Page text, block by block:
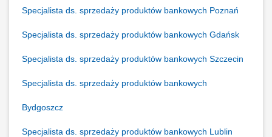
Specjalista ds. sprzedaży produktów bankowych Poznań
Specjalista ds. sprzedaży produktów bankowych Gdańsk
Specjalista ds. sprzedaży produktów bankowych Szczecin
Specjalista ds. sprzedaży produktów bankowych
Bydgoszcz
Specjalista ds. sprzedaży produktów bankowych Lublin